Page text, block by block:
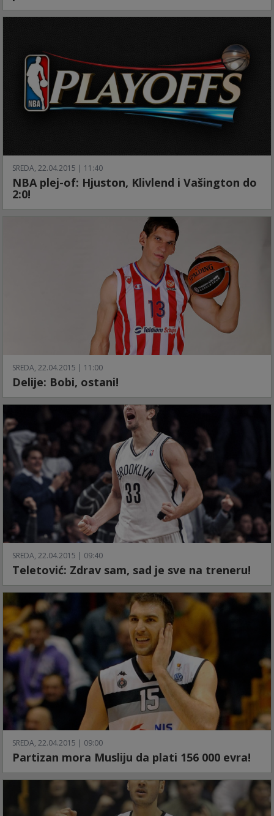
SREDA, 22.04.2015 | 11:40
NBA plej-of: Hjuston, Klivlend i Vašington do
2:0!
SREDA, 22.04.2015 | 11:00
Delije: Bobi, ostani!
SREDA, 22.04.2015 | 09:40
Teletović: Zdrav sam, sad je sve na treneru!
SREDA, 22.04.2015 | 09:00
Partizan mora Musliju da plati 156 000 evra!